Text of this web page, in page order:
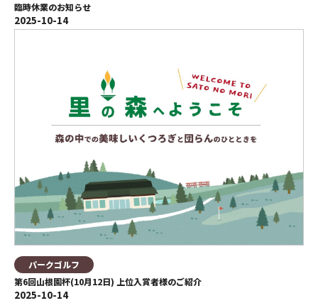
臨時休業のお知らせ
2025-10-14
パークゴルフ
第6回山根園杯(10月12日) 上位入賞者様のご紹介
2025-10-14